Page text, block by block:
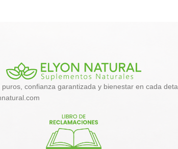
confianza garantizada y bienestar en cada